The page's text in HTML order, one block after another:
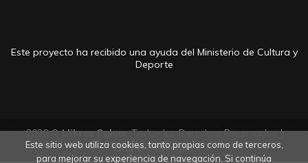
Este proyecto ha recibido una ayuda del Ministerio de Cultura y
Deporte
2026 ©Llibres Colom. Todos los Derechos Reservados |
Grupo Trevenque
Este sitio web utiliza cookies, tanto propias como de terceros,
para mejorar su experiencia de navegación. Si continúa